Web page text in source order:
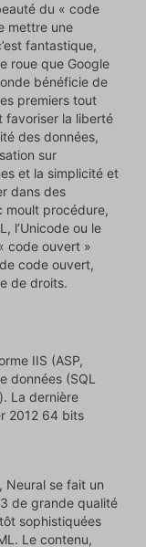
du « code
mettre une
fantastique,
roue que Google
bénéficie de
premiers tout
favoriser la liberté
des données,
sur
et la simplicité et
dans des
moult procédure,
l’Unicode ou le
code ouvert »
code ouvert,
de droits.
IIS (ASP,
données (SQL
La dernière
2012 64 bits
Neural se fait un
de grande qualité
sophistiquées
Le contenu,